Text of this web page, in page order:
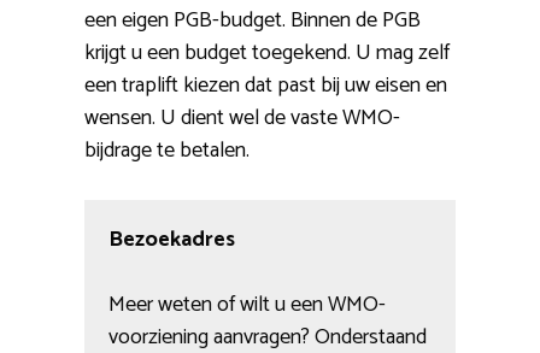
een eigen PGB-budget. Binnen de PGB
krijgt u een budget toegekend. U mag zelf
een traplift kiezen dat past bij uw eisen en
wensen. U dient wel de vaste WMO-
bijdrage te betalen.
Bezoekadres
Meer weten of wilt u een WMO-
voorziening aanvragen? Onderstaand